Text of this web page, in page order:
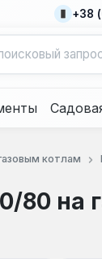
+38
котлам
80 на